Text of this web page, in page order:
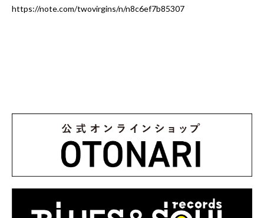
https://note.com/twovirgins/n/n8c6ef7b85307